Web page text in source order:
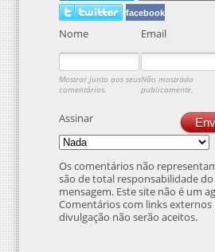
facebook
Nome Email
Mostrar junto aos seus
comentários.
Não mostrado
publicamente.
Assinar
Os comentários não
são de total responsabilidade
mensagem. Este site não é um
Comentários com links
divulgação não serão aceitos.